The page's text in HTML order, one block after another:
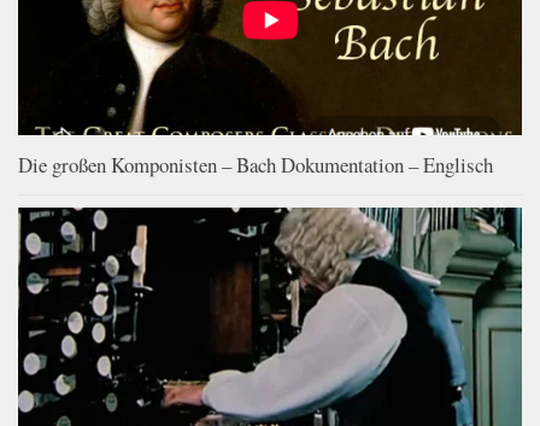
Die großen Komponisten – Bach Dokumentation – Englisch